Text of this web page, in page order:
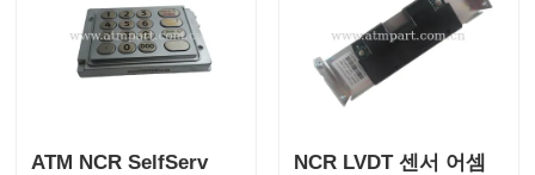
ATM NCR SelfServ
NCR LVDT 센서 어셈